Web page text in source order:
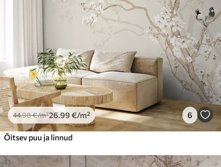
44.98€/m²26.99 €/m² 6
Õitsev puu ja linnud